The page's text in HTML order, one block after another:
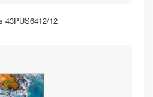
43PUS6412/12